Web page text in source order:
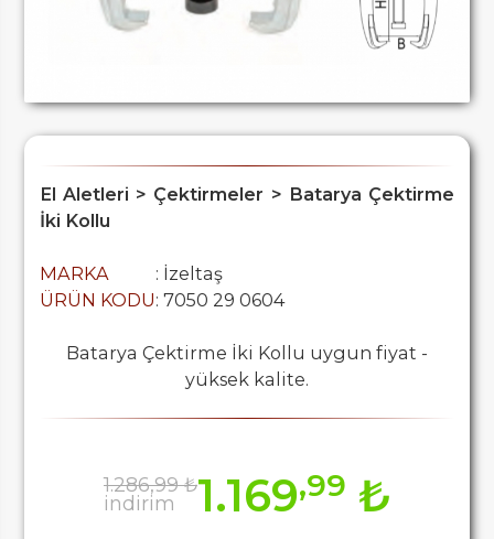
El Aletleri > Çektirmeler > Batarya Çektirme
İki Kollu
MARKA
: İzeltaş
ÜRÜN KODU: 7050 29 0604
Batarya Çektirme İki Kollu uygun fiyat -
yüksek kalite.
1.286,99 ₺
indirim
1.169,99 ₺